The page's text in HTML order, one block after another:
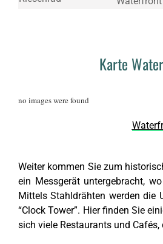
Karte
no images were found
Weiter kommen Sie zum
ein Messgerät untergebracht,
Mittels Stahldrähten werden die
“Clock Tower”. Hier finden Sie
sich viele Restaurants und